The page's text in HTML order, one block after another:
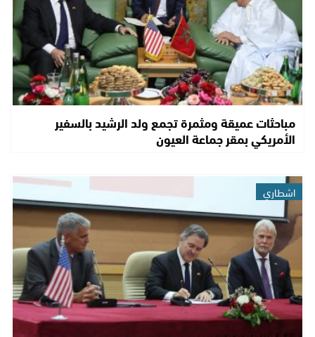
مباحثات عميقة ومثمرة تجمع ولد الرشيد بالسفير
الأمريكي بمقر جماعة العيون
اشطاري